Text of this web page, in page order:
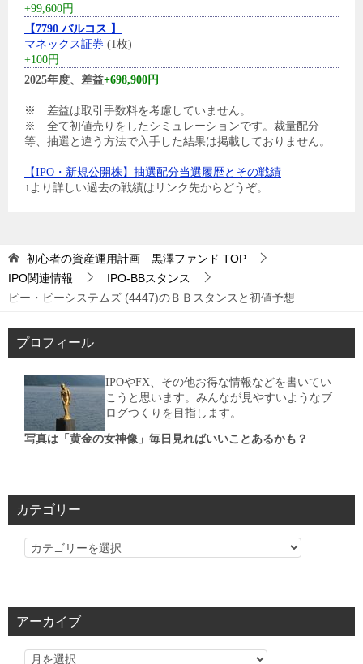
+99,600円
【7790 バルコス 】
マネックス証券 (1枚)
+100円
2025年度、差益+698,900円
※ 差益は取引手数料を考慮していません。
※ 全て初値売りをしたシミュレーションです。裁量配分
等、抽選と違う方法で入手した結果は掲載しておりません。
【IPO・新規公開株】抽選配分当選履歴とその戦績
↑より詳しい過去の戦績はリンク先からどうぞ。
初心者の資産運用計画 黒澤ファンド TOP
IPO関連情報
IPO-BBスタンス
ピー・ビーシステムズ (4447)のＢＢスタンスと初値予想
プロフィール
IPOやFX、その他お得な情報などを書いてい
こうと思います。みんなが見やすいようなブ
ログつくりを目指します。
写真は「黄金の女神像」毎日見ればいいことあるかも？
カテゴリー
カ
リ
アーカイブ